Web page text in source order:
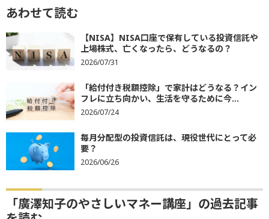
あわせて読む
【NISA】NISA口座で保有している投資信託や
上場株式、亡くなったら、どうなるの？
2026/07/31
「給付付き税額控除」で家計はどうなる？イン
フレに立ち向かい、生活を守るために今...
2026/07/24
毎月分配型の投資信託は、現役世代にとって必
要？
2026/06/26
「廣澤知子のやさしいマネー講座」の過去記事